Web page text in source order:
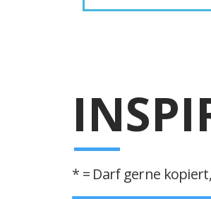
* = Darf gerne